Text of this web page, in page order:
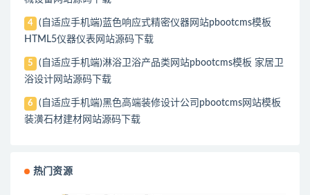
4
(自适应手机端)蓝色响应式精密仪器网站pbootcms模板
HTML5仪器仪表网站源码下载
5
(自适应手机端)淋浴卫浴产品类网站pbootcms模板 家居卫
浴设计网站源码下载
6
(自适应手机端)黑色高端装修设计公司pbootcms网站模板
装潢石材建材网站源码下载
热门资源